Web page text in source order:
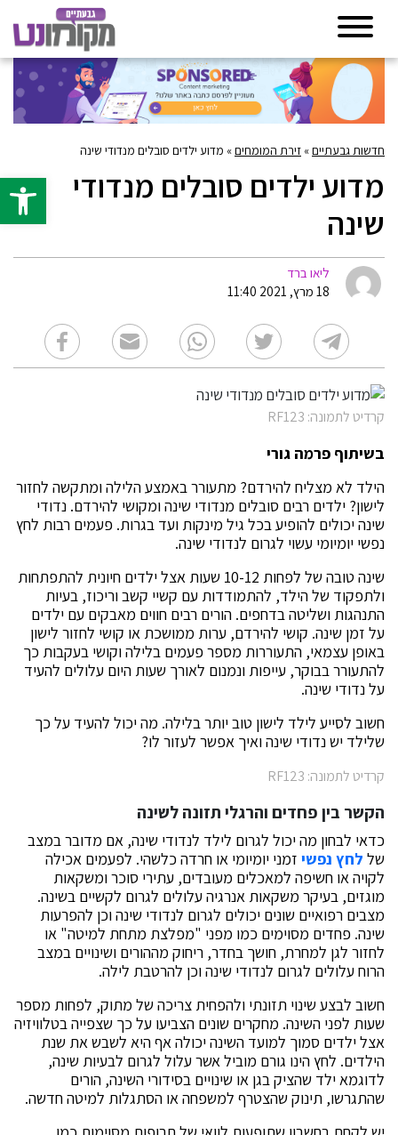
פתח
חדשות גבעתיים» זירת המומחים» מדוע ילדים סובלים מנדודי שינה
מדוע ילדים סובלים מנדודי
שינה
ליאו ברד
18 מרץ, 2021 11:40
קרדיט לתמונה: RF123
בשיתוף פרמה גורי
הילד לא מצליח להירדם? מתעורר באמצע הלילה ומתקשה לחזור
לישון? ילדים רבים סובלים מנדודי שינה ומקושי להירדם. נדודי
שינה יכולים להופיע בכל גיל מינקות ועד בגרות. פעמים רבות לחץ
נפשי יומיומי עשוי לגרום לנדודי שינה.
שינה טובה של לפחות 10-12 שעות אצל ילדים חיונית להתפתחות
ולתפקוד של הילד, להתמודדות עם קשיי קשב וריכוז, בעיות
התנהגות ושליטה בדחפים. הורים רבים חווים מאבקים עם ילדים
על זמן שינה. קושי להירדם, ערות ממושכת או קושי לחזור לישון
באופן עצמאי, התעוררות מספר פעמים בלילה וקושי בעקבות כך
להתעורר בבוקר, עייפות ונמנום לאורך שעות היום עלולים להעיד
על נדודי שינה.
חשוב לסייע לילד לישון טוב יותר בלילה. מה יכול להעיד על כך
שלילד יש נדודי שינה ואיך אפשר לעזור לו?
קרדיט לתמונה: RF123
הקשר בין פחדים והרגלי תזונה לשינה
כדאי לבחון מה יכול לגרום לילד לנדודי שינה, אם מדובר במצב
של לחץ נפשי זמני יומיומי או חרדה כלשהי. לפעמים אכילה
לקויה או חשיפה למאכלים מעובדים, עתירי סוכר ומשקאות
מוגזים, בעיקר משקאות אנרגיה עלולים לגרום לקשיים בשינה.
מצבים רפואיים שונים יכולים לגרום לנדודי שינה וכן להפרעות
שינה. פחדים מסוימים כמו מפני "מפלצת מתחת למיטה" או
לחזור לגן למחרת, חושך בחדר, ריחוק מההורים ושינויים במצב
הרוח עלולים לגרום לנדודי שינה וכן להרטבת לילה.
חשוב לבצע שינוי תזונתי ולהפחית צריכה של מתוק, לפחות מספר
שעות לפני השינה. מחקרים שונים הצביעו על כך שצפייה בטלוויזיה
אצל ילדים סמוך למועד השינה יכולה אף היא לשבש את שנת
הילדים. לחץ הינו גורם מוביל אשר עלול לגרום לבעיות שינה,
לדוגמא ילד שהציק בגן או שינויים בסידורי השינה, הורים
שהתגרשו, תינוק שהצטרף למשפחה או הסתגלות למיטה חדשה.